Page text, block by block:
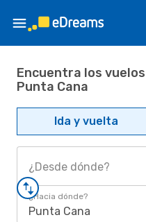
Encuentra los
Punta Cana
Ida y vuelta
¿Desde dónde?
¿Hacia dónde?
Punta Cana